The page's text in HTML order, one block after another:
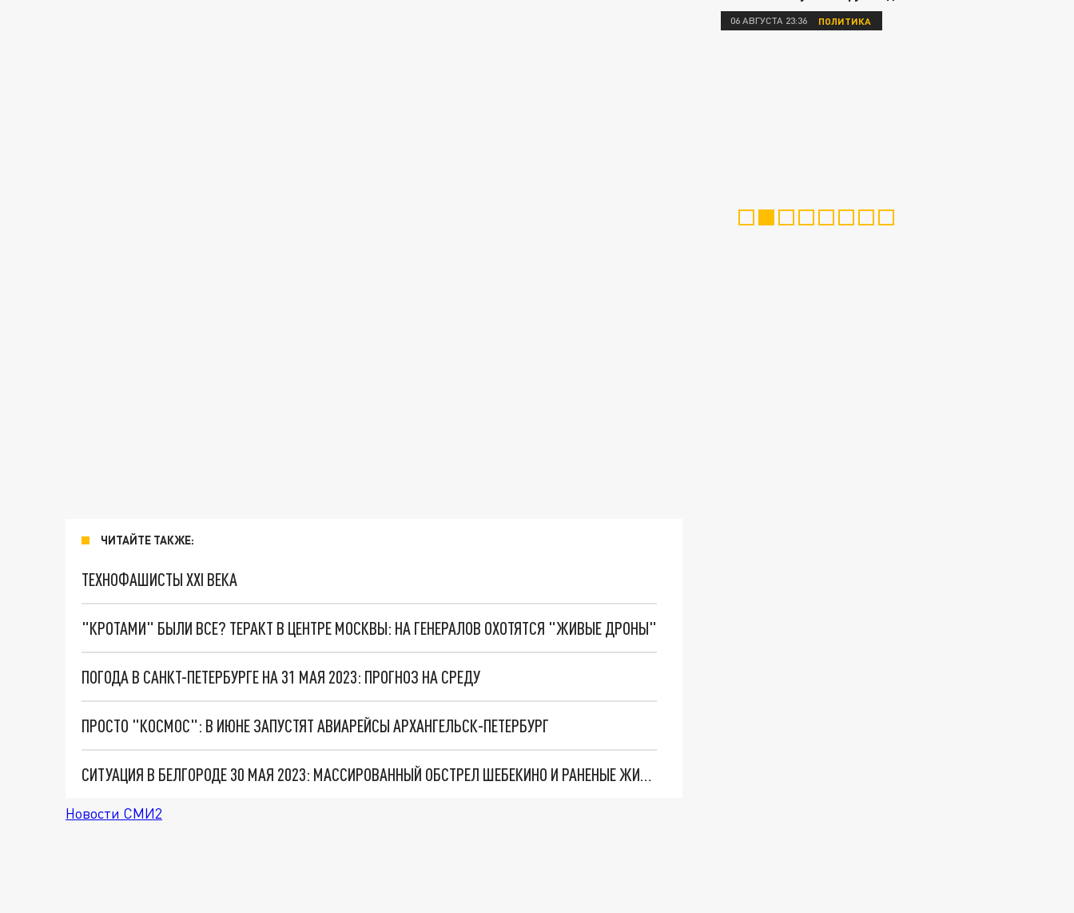
ЧИТАЙТЕ ТАКЖЕ:
ТЕХНОФАШИСТЫ XXI ВЕКА
"КРОТАМИ" БЫЛИ ВСЕ? ТЕРАКТ В ЦЕНТРЕ МОСКВЫ: НА ГЕНЕРАЛОВ ОХОТЯТСЯ "ЖИВЫЕ ДРОНЫ"
ПОГОДА В САНКТ-ПЕТЕРБУРГЕ НА 31 МАЯ 2023: ПРОГНОЗ НА СРЕДУ
ПРОСТО "КОСМОС": В ИЮНЕ ЗАПУСТЯТ АВИАРЕЙСЫ АРХАНГЕЛЬСК-ПЕТЕРБУРГ
СИТУАЦИЯ В БЕЛГОРОДЕ 30 МАЯ 2023: МАССИРОВАННЫЙ ОБСТРЕЛ ШЕБЕКИНО И РАНЕНЫЕ ЖИТЕЛИ
Новости СМИ2
06 АВГУСТА 23:36 ПОЛИТИКА